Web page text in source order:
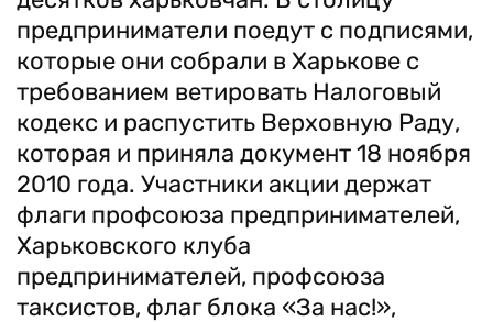
предприниматели поедут с подписями,
которые они собрали в Харькове с
требованием ветировать Налоговый
кодекс и распустить Верховную Раду,
которая и приняла документ 18 ноября
2010 года. Участники акции держат
флаги профсоюза предпринимателей,
Харьковского клуба
предпринимателей, профсоюза
таксистов, флаг блока «За нас!»,